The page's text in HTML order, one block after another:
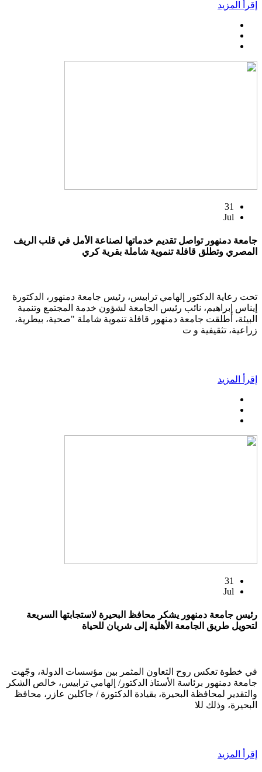
إقرأ المزيد
31
Jul
جامعة دمنهور تواصل تقديم خدماتها لصناعة الأمل في قلب الريف
المصري وتطلق قافلة تنموية شاملة بقرية كري
تحت رعاية الدكتور إلهامي ترابيس، رئيس جامعة دمنهور، الدكتورة
إيناس إبراهيم، نائب رئيس الجامعة لشؤون خدمة المجتمع وتنمية
البيئة، أطلقت جامعة دمنهور قافلة تنموية شاملة "صحية، بيطرية،
زراعية، تثقيفية و ت
إقرأ المزيد
31
Jul
رئيس جامعة دمنهور يشكر محافظ البحيرة لاستجابتها السريعة
لتحويل طريق الجامعة الأهلية إلى شريان للحياة
في خطوة تعكس روح التعاون المثمر بين مؤسسات الدولة، وجّهت
جامعة دمنهور برئاسة الأستاذ الدكتور/ إلهامي ترابيس، خالص الشكر
والتقدير لمحافظة البحيرة، بقيادة الدكتورة / جاكلين عازر، محافظ
البحيرة، وذلك للا
إقرأ المزيد